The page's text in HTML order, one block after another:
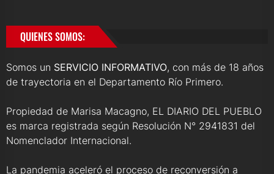
QUIENES SOMOS:
Somos un SERVICIO INFORMATIVO, con más de 18 años
de trayectoria en el Departamento Río Primero.
Propiedad de Marisa Macagno, EL DIARIO DEL PUEBLO
es marca registrada según Resolución N° 2941831 del
Nomenclador Internacional.
La pandemia aceleró el proceso de reconversión a